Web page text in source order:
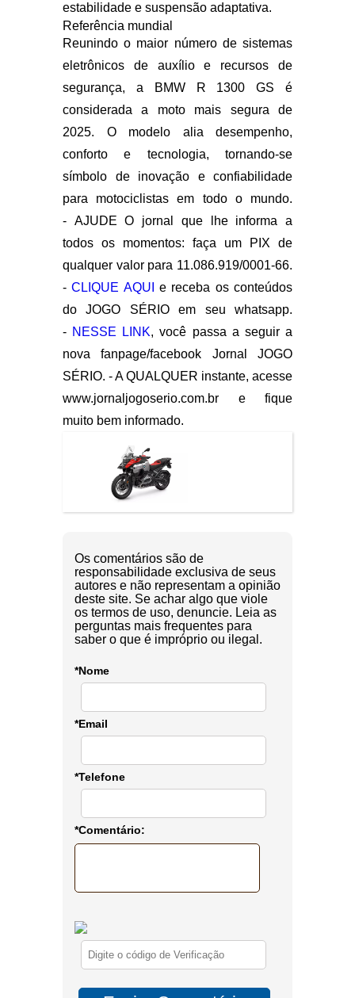
estabilidade e suspensão adaptativa.
Referência mundial
Reunindo o maior número de sistemas
eletrônicos de auxílio e recursos de
segurança, a
BMW R 1300 GS é
considerada a moto mais segura de
2025. O modelo alia desempenho,
conforto e tecnologia, tornando-se
símbolo de inovação e confiabilidade
para motociclistas em todo o mundo.
- AJUDE O jornal que lhe informa a
todos os momentos: faça um PIX de
qualquer valor para 11.086.919/0001-66.
-CLIQUE AQUI
e receba os conteúdos
do JOGO SÉRIO em seu whatsapp.
- NESSE LINK, você passa a seguir a
nova fanpage/facebook Jornal JOGO
SÉRIO. - A QUALQUER instante, acesse
www.jornaljogoserio.com.br e fique
muito bem informado.
Os comentários são de
responsabilidade exclusiva de seus
autores e não representam a opinião
deste site. Se achar algo que viole
os termos de uso, denuncie. Leia as
perguntas mais frequentes para
saber o que é impróprio ou ilegal.
*Nome
*Email
*Telefone
*Comentário: